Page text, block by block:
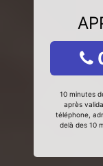
10 minutes
après
téléphone,
delà des 10